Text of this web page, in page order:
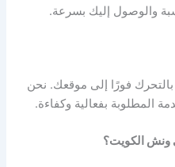
والوصول إليك بسرعة.
بالتحرك فورًا إلى موقعك. نحن
المطلوبة بفعالية وكفاءة.
ونش الكويت؟